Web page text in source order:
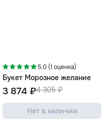
5.0 (1 оценка)
Букет Морозное желание
4 305 ₽
3 874 ₽
Нет в наличии